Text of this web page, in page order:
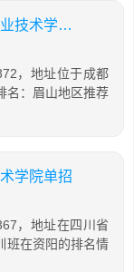
四川单招培训班排名眉山，四川眉山职业技术学院单招
，地址位于成都
名：眉山地区推荐
学院单招
，地址在四川省
班在资阳的排名情